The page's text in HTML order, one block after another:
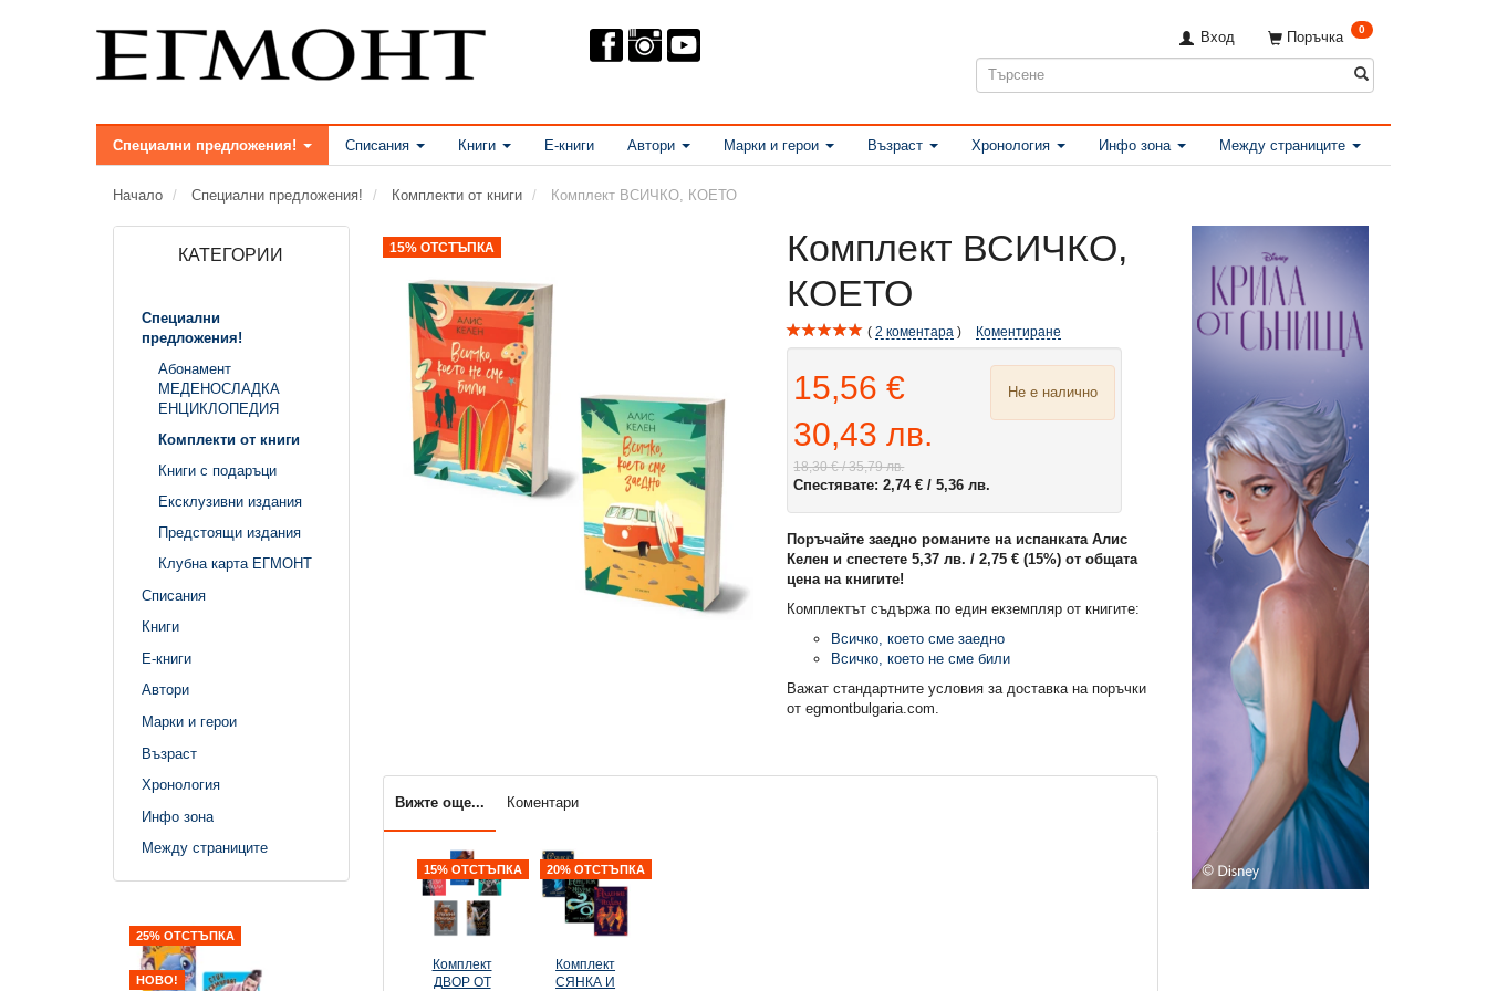
Поръчка 0
Вход
Специални предложения! Списания Книги Е-книги Автори Марки и герои Възраст Хронология Инфо зона Между страниците
Начало Специални предложения! Комплекти от книги Комплект ВСИЧКО, КОЕТО
КАТЕГОРИИ
Специални
предложения!
Абонамент
МЕДЕНОСЛАДКА
ЕНЦИКЛОПЕДИЯ
Комплекти от книги
Книги с подаръци
Ексклузивни издания
Предстоящи издания
Клубна карта ЕГМОНТ
Списания
Книги
Е-книги
Автори
Марки и герои
Възраст
Хронология
Инфо зона
Между страниците
25% ОТСТЪПКА
НОВО!
20% ОТСТЪПКА 20% ОТСТЪПКА
НОВО!
15% ОТСТЪПКА
Комплект ВСИЧКО,
КОЕТО
2 коментара Коментиране
15,56 €
30,43 лв.
18,30 €/ 35,79 лв.
Спестявате:2,74 €/ 5,36 лв.
Не е налично
Поръчайте заедно романите на испанката Алис
Келен и спестете 5,37 лв. / 2,75 € (15%) от общата
цена на книгите!
Комплектът съдържа по един екземпляр от книгите:
Всичко, което сме заедно
Всичко, което не сме били
Важат стандартните условия за доставка на поръчки
от egmontbulgaria.com.
Вижте още... Коментари
15% ОТСТЪПКА
Комплект
ДВОР ОТ
20% ОТСТЪПКА
Комплект
СЯНКА И